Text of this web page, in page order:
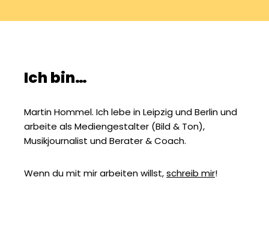
Ich bin…
Martin Hommel. Ich lebe in Leipzig und Berlin und
arbeite als Mediengestalter (Bild & Ton),
Musikjournalist und Berater & Coach.
Wenn du mit mir arbeiten willst,schreib mir!